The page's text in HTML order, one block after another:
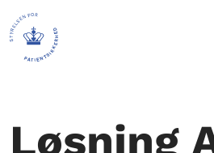
Løsning